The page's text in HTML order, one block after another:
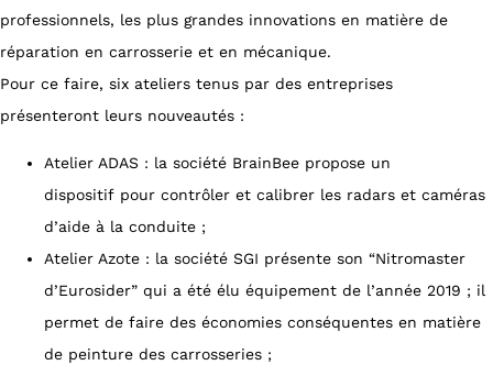
professionnels, les plus grandes innovations en matière de
réparation en carrosserie et en mécanique.
Pour ce faire, six ateliers tenus par des entreprises
présenteront leurs nouveautés :
Atelier ADAS : la société BrainBee propose un
dispositif pour contrôler et calibrer les radars et caméras
d’aide à la conduite ;
Atelier Azote : la société SGI présente son “Nitromaster
d’Eurosider” qui a été élu équipement de l’année 2019 ; il
permet de faire des économies conséquentes en matière
de peinture des carrosseries ;